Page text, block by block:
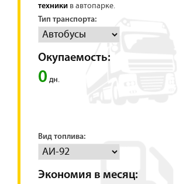
техники в автопарке.
Тип транспорта:
Окупаемость:
0 дн.
Вид топлива:
Экономия в месяц: